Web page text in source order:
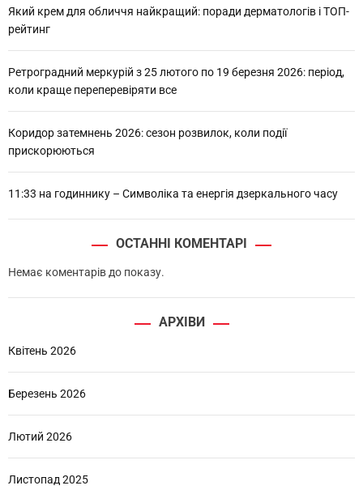
Який крем для обличчя найкращий: поради дерматологів і ТОП-
рейтинг
Ретроградний меркурій з 25 лютого по 19 березня 2026: період,
коли краще переперевіряти все
Коридор затемнень 2026: сезон розвилок, коли події
прискорюються
11:33 на годиннику – Символіка та енергія дзеркального часу
ОСТАННІ КОМЕНТАРІ
Немає коментарів до показу.
АРХІВИ
Квітень 2026
Березень 2026
Лютий 2026
Листопад 2025